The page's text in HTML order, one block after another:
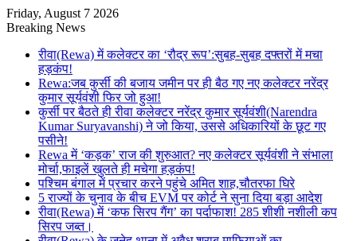
Friday, August 7 2026
Breaking News
रीवा(Rewa) में कलेक्टर का ‘रौद्र रूप’:सुबह-सुबह दफ्तरों में मचा
हड़कंप!
Rewa:जब कुर्सी की बजाय जमीन पर ही बैठ गए नए कलेक्टर नरेंद्र
कुमार सूर्यवंशी फिर जो हुआ!
कुर्सी पर बैठते ही रीवा कलेक्टर नरेंद्र कुमार सूर्यवंशी(Narendra
Kumar Suryavanshi) ने जो किया, उससे अधिकारियों के छूट गए
पसीने!
Rewa में ‘कड़क’ राज की शुरुआत? नए कलेक्टर सूर्यवंशी ने संभाला
मोर्चा,फाइलें खुलते ही मचेगा हड़कंप!
पश्चिम बंगाल में प्रचार करने पहुंचे अमित शाह,चौतरफा घिरे
5 राज्यों के चुनाव के बीच EVM पर कोर्ट ने सुना दिया बड़ा आदेश
रीवा(Rewa) में ‘कफ सिरप गैंग’ का पर्दाफाश! 285 शीशी नशीली कप
सिरप जब्त।